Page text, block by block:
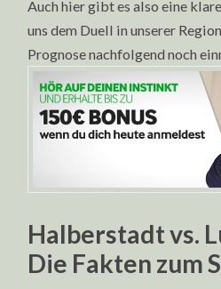
Auch hier gibt es also eine
uns dem Duell in unserer
Prognose nachfolgend noch
Halberstadt vs.
Die Fakten zum